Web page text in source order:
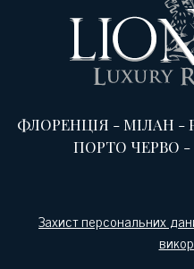
ФЛОРЕНЦІЯ -МІЛАН -
ПОРТО ЧЕРВО -
Захист персональних